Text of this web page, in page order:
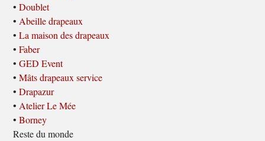
•Doublet
• Abeille drapeaux
•La maison des drapeaux
•Faber
•GED Event
•Mâts drapeaux service
•Drapazur
• Atelier Le Mée
•Borney
Reste du monde